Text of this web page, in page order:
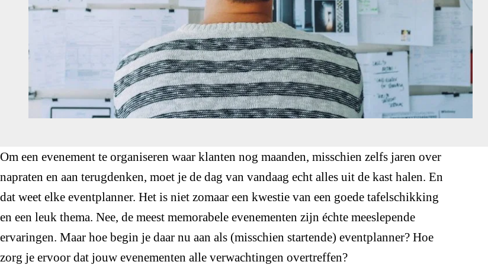
Om een evenement te organiseren waar klanten nog maanden, misschien zelfs jaren over
napraten en aan terugdenken, moet je de dag van vandaag echt alles uit de kast halen. En
dat weet elke eventplanner. Het is niet zomaar een kwestie van een goede tafelschikking
en een leuk thema. Nee, de meest memorabele evenementen zijn échte meeslepende
ervaringen. Maar hoe begin je daar nu aan als (misschien startende) eventplanner? Hoe
zorg je ervoor dat jouw evenementen alle verwachtingen overtreffen?